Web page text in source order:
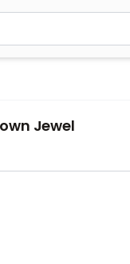
или
Jewel